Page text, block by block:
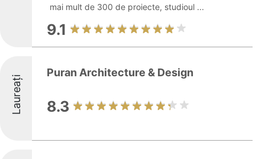
mai mult de 300 de proiecte, studioul ...
9.1
Laureați
Puran Architecture & Design
8.3